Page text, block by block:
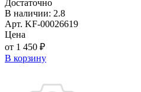
Достаточно
В наличии: 2.8
Арт. KF-00026619
Цена
от 1 450 ₽
В корзину